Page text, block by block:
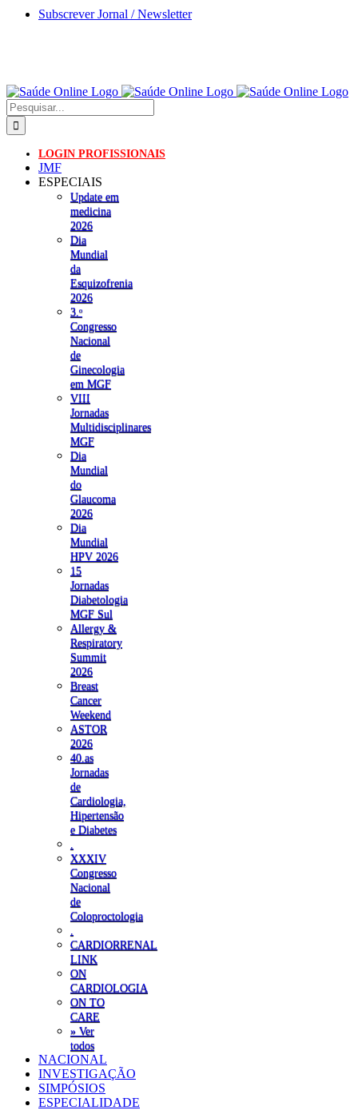
Skip
Subscrever Jornal / Newsletter
Pesquisar
LOGIN PROFISSIONAIS
JMF
ESPECIAIS
Update em
medicina
2026
Dia
Mundial
da
Esquizofrenia
2026
3.ᵒ
Congresso
Nacional
de
Ginecologia
em MGF
VIII
Jornadas
Multidisciplinares
MGF
Dia
Mundial
do
Glaucoma
2026
Dia
Mundial
HPV 2026
15
Jornadas
Diabetologia
MGF Sul
Allergy &
Respiratory
Summit
2026
Breast
Cancer
Weekend
ASTOR
2026
40.as
Jornadas
de
Cardiologia,
Hipertensão
e Diabetes
XXXIV
Congresso
Nacional
de
Coloproctologia
CARDIORRENAL
LINK
ON
CARDIOLOGIA
ON TO
CARE
» Ver
todos
NACIONAL
INVESTIGAÇÃO
SIMPÓSIOS
ESPECIALIDADE